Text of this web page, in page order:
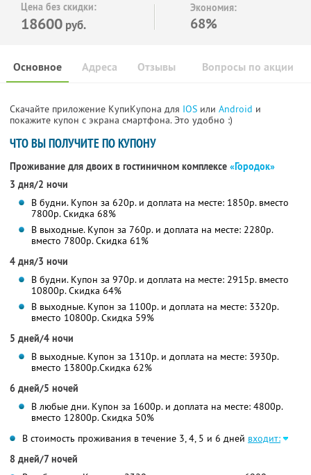
Цена без скидки:
18600 руб.
Экономия:
68%
Основное Отзывы Вопросы по акции
Адреса
Скачайте приложение КупиКупона для IOS или Android и
покажите купон с экрана смартфона. Это удобно :)
ЧТО ВЫ ПОЛУЧИТЕ ПО КУПОНУ
Проживание для двоих в гостиничном комплексе «Городок»
3 дня/2 ночи
В будни. Купон за 620р. и доплата на месте: 1850р. вместо
7800р.Скидка 68%
В выходные. Купон за 760р. и доплата на месте: 2280р.
вместо 7800р.Скидка 61%
4 дня/3 ночи
В будни. Купон за 970р. и доплата на месте: 2915р. вместо
10800р.Скидка 64%
В выходные. Купон за 1100р. и доплата на месте: 3320р.
вместо 10800р.Скидка 59%
5 дней/4 ночи
В выходные. Купон за 1310р. и доплата на месте: 3930р.
вместо 13800р.Скидка 62%
6 дней/5 ночей
В любые дни. Купон за 1600р. и доплата на месте: 4800р.
вместо 12800р. Скидка 50%
В стоимость проживания в течение 3, 4, 5 и 6 дней входит:
8 дней/7 ночей